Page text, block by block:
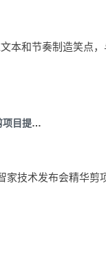
本和节奏制造笑点
为华为Vision智慧屏6鸿蒙智家技术发布会精华剪项目提供音乐版权
家技术发布会精华